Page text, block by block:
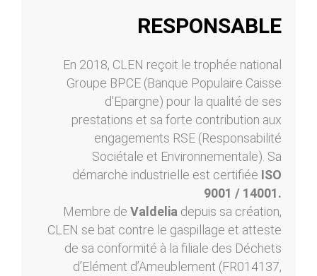
RESPONSABLE
En 2018, CLEN reçoit le trophée national
Groupe BPCE (Banque Populaire Caisse
d'Epargne) pour la qualité de ses
prestations et sa forte contribution aux
engagements RSE (Responsabilité
Sociétale et Environnementale). Sa
démarche industrielle est certifiée ISO
9001 / 14001.
Membre de Valdelia depuis sa création,
CLEN se bat contre le gaspillage et atteste
de sa conformité à la filiale des Déchets
d’Elément d’Ameublement (FR014137,